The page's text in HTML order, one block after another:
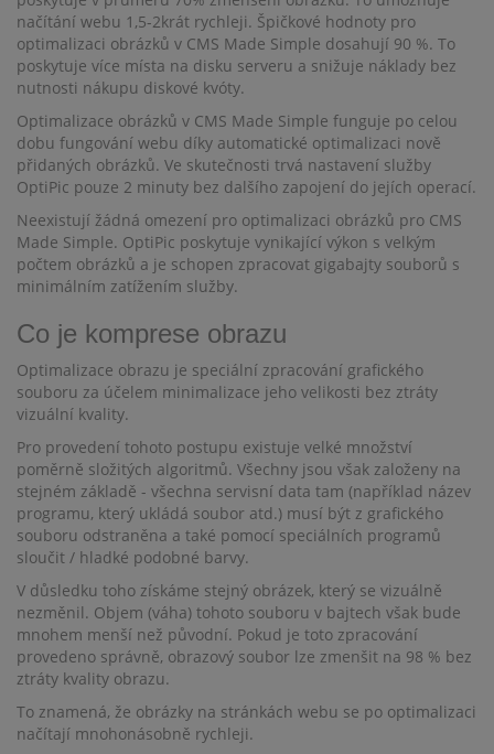
načítání webu 1,5-2krát rychleji. Špičkové hodnoty pro
optimalizaci obrázků v CMS Made Simple dosahují 90 %. To
poskytuje více místa na disku serveru a snižuje náklady bez
nutnosti nákupu diskové kvóty.
Optimalizace obrázků v CMS Made Simple funguje po celou
dobu fungování webu díky automatické optimalizaci nově
přidaných obrázků. Ve skutečnosti trvá nastavení služby
OptiPic pouze 2 minuty bez dalšího zapojení do jejích operací.
Neexistují žádná omezení pro optimalizaci obrázků pro CMS
Made Simple. OptiPic poskytuje vynikající výkon s velkým
počtem obrázků a je schopen zpracovat gigabajty souborů s
minimálním zatížením služby.
Co je komprese obrazu
Optimalizace obrazu je speciální zpracování grafického
souboru za účelem minimalizace jeho velikosti bez ztráty
vizuální kvality.
Pro provedení tohoto postupu existuje velké množství
poměrně složitých algoritmů. Všechny jsou však založeny na
stejném základě - všechna servisní data tam (například název
programu, který ukládá soubor atd.) musí být z grafického
souboru odstraněna a také pomocí speciálních programů
sloučit / hladké podobné barvy.
V důsledku toho získáme stejný obrázek, který se vizuálně
nezměnil. Objem (váha) tohoto souboru v bajtech však bude
mnohem menší než původní. Pokud je toto zpracování
provedeno správně, obrazový soubor lze zmenšit na 98 % bez
ztráty kvality obrazu.
To znamená, že obrázky na stránkách webu se po optimalizaci
načítají mnohonásobně rychleji.